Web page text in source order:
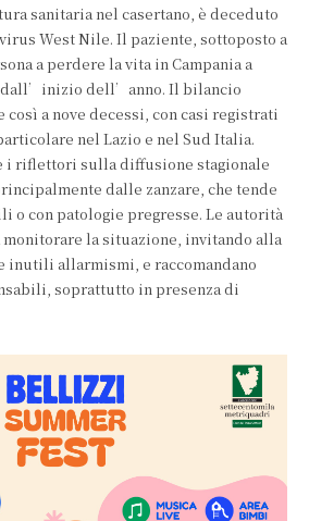
sanitaria nel casertano, è deceduto
West Nile. Il paziente, sottoposto a
a perdere la vita in Campania a
dell’anno. Il bilancio
così a nove decessi, con casi registrati
nel Lazio e nel Sud Italia.
i riflettori sulla diffusione stagionale
dalle zanzare, che tende
o con patologie pregresse. Le autorità
la situazione, invitando alla
inutili allarmismi, e raccomandano
soprattutto in presenza di